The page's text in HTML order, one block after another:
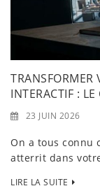
TRANSFORMER
INTERACTIF : LE
23 JUIN 2026
On a tous connu
atterrit dans
LIRE LA SUITE